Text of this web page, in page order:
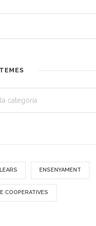
ENSENYAMENT
COOPERATIVES